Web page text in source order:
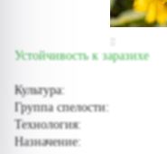
Устойчивость к заразихе
Культура:
Группа спелости:
Технология:
Назначение: